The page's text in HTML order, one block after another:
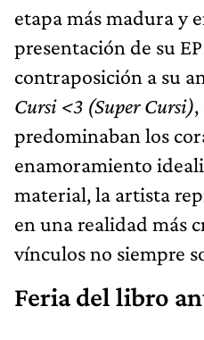
etapa más madura y
presentación de su EP
contraposición a su
Cursi <3 (Super Cursi)
predominaban los
enamoramiento
material, la artista
en una realidad más
vínculos no siempre
Feria del libro